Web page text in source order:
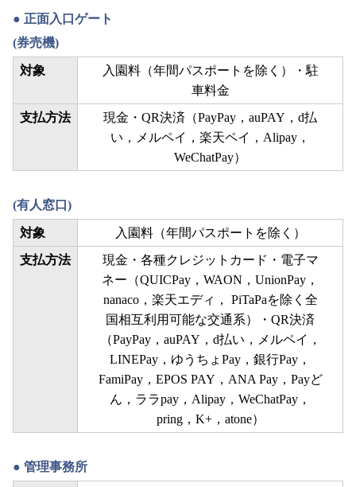
正面入口ゲート
(券売機)
対象
入園料（年間パスポートを除く）・駐
車料金
支払方法
現金・QR決済（PayPay，auPAY，d払
い，メルペイ，楽天ペイ，Alipay，
WeChatPay）
(有人窓口)
対象
入園料（年間パスポートを除く）
支払方法
現金・各種クレジットカード・電子マ
ネー（QUICPay，WAON，UnionPay，
nanaco，楽天エディ， PiTaPaを除く全
国相互利用可能な交通系）・QR決済
（PayPay，auPAY，d払い，メルペイ，
LINEPay，ゆうちょPay，銀行Pay，
FamiPay，EPOS PAY，ANA Pay，Payど
ん，ララpay，Alipay，WeChatPay，
pring，K+，atone）
管理事務所